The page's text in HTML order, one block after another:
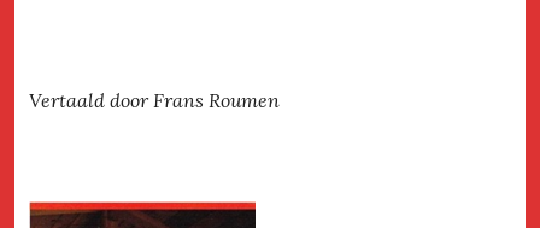
Vertaald door Frans Roumen